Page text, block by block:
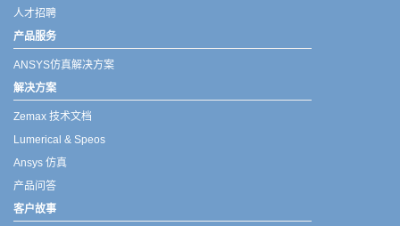
人才招聘
产品服务
ANSYS仿真解决方案
解决方案
Zemax 技术文档
Lumerical & Speos
Ansys 仿真
产品问答
客户故事